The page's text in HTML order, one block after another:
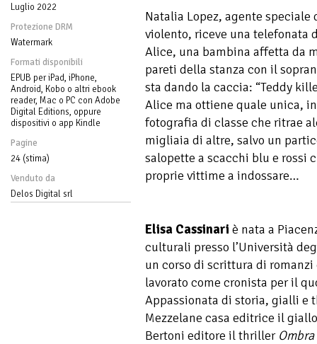
Luglio 2022
Protezione DRM
Watermark
Formati disponibili
EPUB per iPad, iPhone,
Android, Kobo o altri ebook
reader, Mac o PC con Adobe
Digital Editions, oppure
dispositivi o app Kindle
Pagine
24 (stima)
Venduto da
Delos Digital srl
Natalia Lopez, agente
violento, riceve una telefonata
Alice, una bambina affetta da
pareti della stanza con il
sta dando la caccia: “Teddy
Alice ma ottiene quale unica,
fotografia di classe che ritrae
migliaia di altre, salvo un
salopette a scacchi blu e rossi
proprie vittime a indossare…
Elisa Cassinari è nata a
culturali presso l’Università
un corso di scrittura di
lavorato come cronista per il
Appassionata di storia, gialli e
Mezzelane casa editrice il
Bertoni editore il thriller